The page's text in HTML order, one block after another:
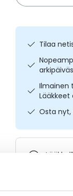
Tilaa
Ilmainen
Osta